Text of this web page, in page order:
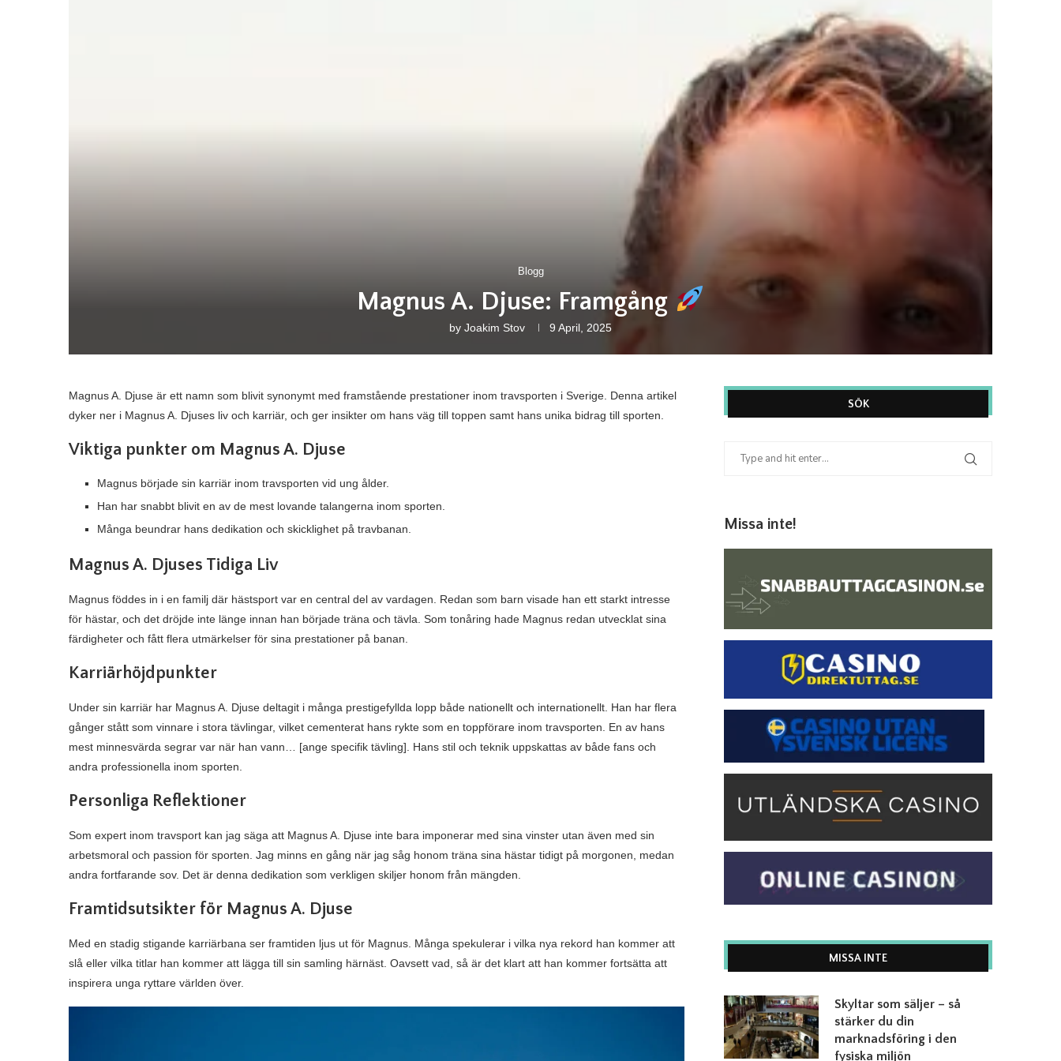
Blogg
Magnus A. Djuse: Framgång
by Joakim Stov 9 April, 2025
Magnus A. Djuse är ett namn som blivit synonymt med framstående prestationer inom travsporten i Sverige. Denna artikel
dyker ner i Magnus A. Djuses liv och karriär, och ger insikter om hans väg till toppen samt hans unika bidrag till sporten.
Viktiga punkter om Magnus A. Djuse
Magnus började sin karriär inom travsporten vid ung ålder.
Han har snabbt blivit en av de mest lovande talangerna inom sporten.
Många beundrar hans dedikation och skicklighet på travbanan.
Magnus A. Djuses Tidiga Liv
Magnus föddes in i en familj där hästsport var en central del av vardagen. Redan som barn visade han ett starkt intresse
för hästar, och det dröjde inte länge innan han började träna och tävla. Som tonåring hade Magnus redan utvecklat sina
färdigheter och fått flera utmärkelser för sina prestationer på banan.
Karriärhöjdpunkter
Under sin karriär har Magnus A. Djuse deltagit i många prestigefyllda lopp både nationellt och internationellt. Han har flera
gånger stått som vinnare i stora tävlingar, vilket cementerat hans rykte som en toppförare inom travsporten. En av hans
mest minnesvärda segrar var när han vann… [ange specifik tävling]. Hans stil och teknik uppskattas av både fans och
andra professionella inom sporten.
Personliga Reflektioner
Som expert inom travsport kan jag säga att Magnus A. Djuse inte bara imponerar med sina vinster utan även med sin
arbetsmoral och passion för sporten. Jag minns en gång när jag såg honom träna sina hästar tidigt på morgonen, medan
andra fortfarande sov. Det är denna dedikation som verkligen skiljer honom från mängden.
Framtidsutsikter för Magnus A. Djuse
Med en stadig stigande karriärbana ser framtiden ljus ut för Magnus. Många spekulerar i vilka nya rekord han kommer att
slå eller vilka titlar han kommer att lägga till sin samling härnäst. Oavsett vad, så är det klart att han kommer fortsätta att
inspirera unga ryttare världen över.
SÖK
Missa inte!
MISSA INTE
Skyltar som säljer – så
stärker du din
marknadsföring i den
fysiska miljön